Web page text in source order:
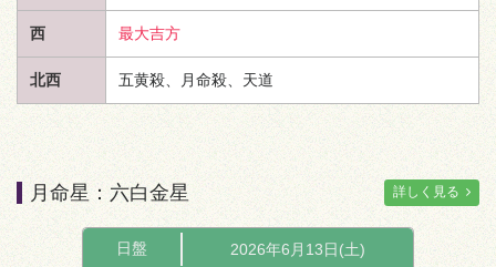
西 最大吉方
北西 五黄殺、月命殺、 天道
月命星：六白金星 詳しく見る
日盤 2026年6月13日(土)